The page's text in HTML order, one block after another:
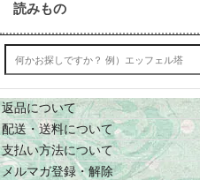
読みもの
返品について
配送・送料について
支払い方法について
メルマガ登録・解除